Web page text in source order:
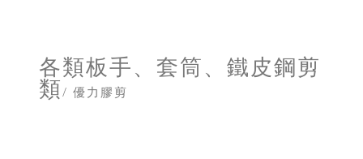
各類板手、套筒、鐵皮鋼剪
類/ 優力膠剪